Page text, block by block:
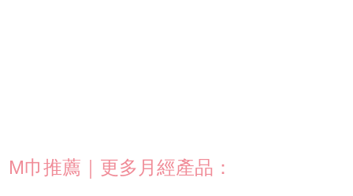
M巾推薦｜更多月經產品：